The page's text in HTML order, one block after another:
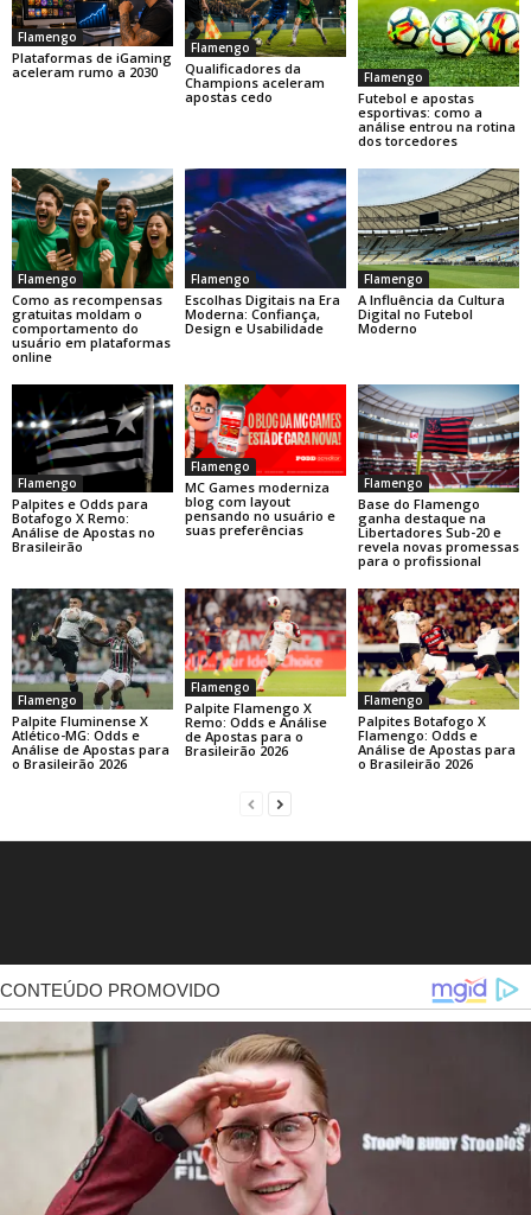
Flamengo
Plataformas de iGaming
aceleram rumo a 2030
Flamengo
Qualificadores da
Champions aceleram
apostas cedo
Flamengo
Futebol e apostas
esportivas: como a
análise entrou na rotina
dos torcedores
Flamengo
Como as recompensas
gratuitas moldam o
comportamento do
usuário em plataformas
online
Flamengo
Escolhas Digitais na Era
Moderna: Confiança,
Design e Usabilidade
Flamengo
A Influência da Cultura
Digital no Futebol
Moderno
Flamengo
Palpites e Odds para
Botafogo X Remo:
Análise de Apostas no
Brasileirão
Flamengo
MC Games moderniza
blog com layout
pensando no usuário e
suas preferências
Flamengo
Base do Flamengo
ganha destaque na
Libertadores Sub-20 e
revela novas promessas
para o profissional
Flamengo
Palpite Fluminense X
Atlético-MG: Odds e
Análise de Apostas para
o Brasileirão 2026
Flamengo
Palpite Flamengo X
Remo: Odds e Análise
de Apostas para o
Brasileirão 2026
Flamengo
Palpites Botafogo X
Flamengo: Odds e
Análise de Apostas para
o Brasileirão 2026